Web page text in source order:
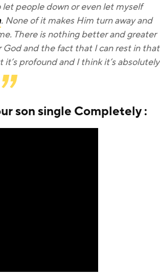
people down or even let myself
. None of it makes Him turn away and
There is nothing better and greater
and the fact that I can rest in that
profound and I think it’s absolutely
son single Completely :